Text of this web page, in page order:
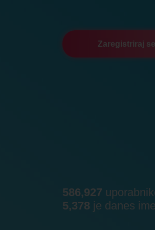
Zaregistriraj se
586,927
5,378 je danes